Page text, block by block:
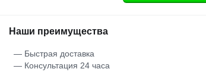
Наши преимущества
— Быстрая доставка
— Консультация 24 часа